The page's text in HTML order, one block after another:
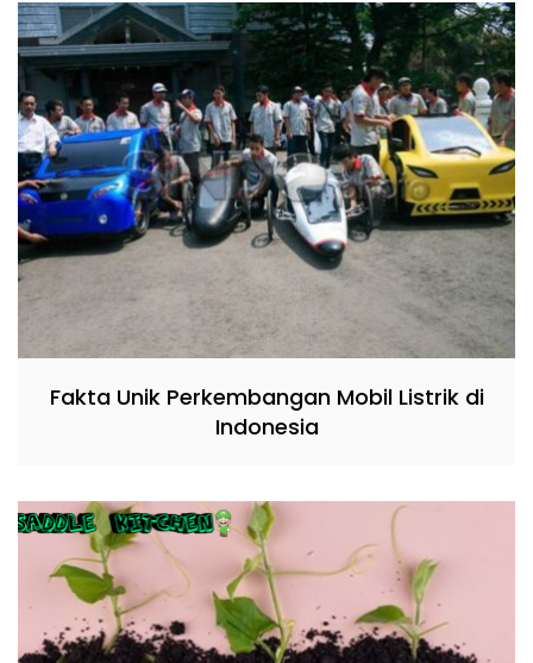
Fakta Unik Perkembangan Mobil Listrik di
Indonesia